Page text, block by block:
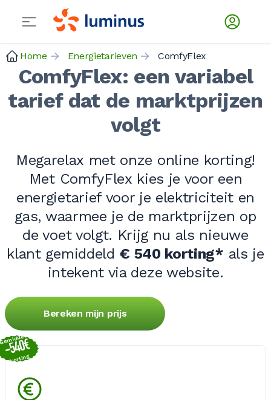
Home Energietarieven ComfyFlex
ComfyFlex: een variabel
tarief dat de marktprijzen
volgt
Megarelax met onze online korting!
Met ComfyFlex kies je voor een
energietarief voor je elektriciteit en
gas, waarmee je de marktprijzen op
de voet volgt. Krijg nu als nieuwe
klant gemiddeld € 540 korting* als je
intekent via deze website.
Bereken mijn prijs
-540€
korting